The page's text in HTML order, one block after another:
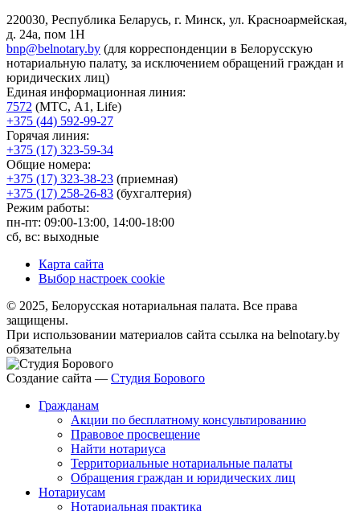
220030, Республика Беларусь, г. Минск, ул. Красноармейская,
д. 24а, пом 1Н
bnp@belnotary.by (для корреспонденции в Белорусскую
нотариальную палату, за исключением обращений граждан и
юридических лиц)
Единая информационная линия:
7572 (МТС, A1, Life)
+375 (44) 592-99-27
Горячая линия:
+375 (17) 323-59-34
Общие номера:
+375 (17) 323-38-23 (приемная)
+375 (17) 258-26-83 (бухгалтерия)
Режим работы:
пн-пт: 09:00-13:00, 14:00-18:00
сб, вс: выходные
Карта сайта
Выбор настроек cookie
© 2025, Белорусская нотариальная палата. Все права
защищены.
При использовании материалов сайта ссылка на belnotary.by
обязательна
Создание сайта — Студия Борового
Гражданам
Акции по бесплатному консультированию
Правовое просвещение
Найти нотариуса
Территориальные нотариальные палаты
Обращения граждан и юридических лиц
Нотариусам
Нотариальная практика